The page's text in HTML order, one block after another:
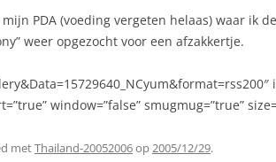
PDA (voeding vergeten helaas) waar ik
weer opgezocht voor een afzakkertje.
window=”false” smugmug=”true”
metThailand-20052006op2005/12/29.